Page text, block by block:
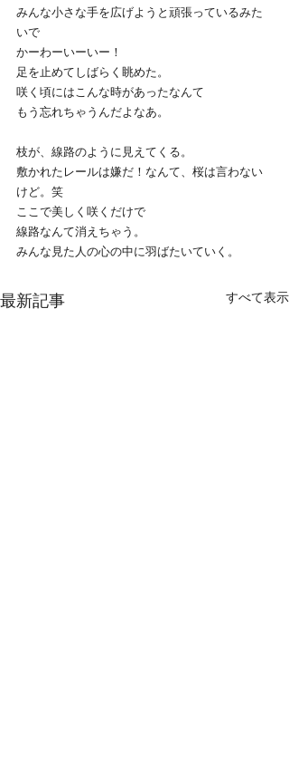
みんな小さな手を広げようと頑張っているみた
いで
かーわーいーいー！
足を止めてしばらく眺めた。
咲く頃にはこんな時があったなんて
もう忘れちゃうんだよなあ。
枝が、線路のように見えてくる。
敷かれたレールは嫌だ！なんて、桜は言わない
けど。笑
ここで美しく咲くだけで
線路なんて消えちゃう。
みんな見た人の心の中に羽ばたいていく。
最新記事 すべて表示